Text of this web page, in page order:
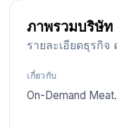
ภาพรวมบริษัท
รายละเอียดธุรกิ
เกี่ยวกับ
On-Demand